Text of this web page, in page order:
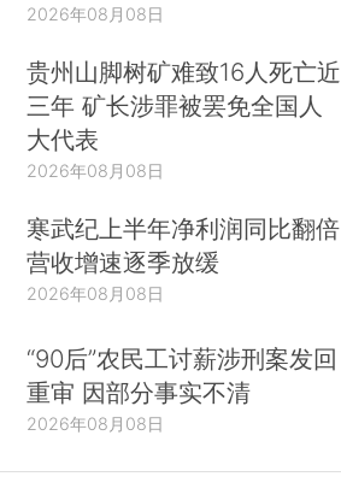
2026年08月08日
贵州山脚树矿难致16人死亡近
三年 矿长涉罪被罢免全国人
大代表
2026年08月08日
寒武纪上半年净利润同比翻倍
营收增速逐季放缓
2026年08月08日
“90后”农民工讨薪涉刑案发回
重审 因部分事实不清
2026年08月08日